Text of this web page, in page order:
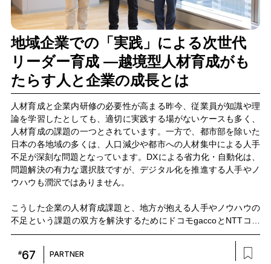
地域企業での「実践」による次世代
リーダー育成 ―越境型人材育成がも
たらす人と企業の成長とは
人材育成と企業内研修の必要性が高まる昨今、従業員が知識や理
論を学習したとしても、適切に実践する場がないケースも多く、
人材育成の課題の一つとされています。一方で、都市部を除いた
日本の各地域の多くは、人口減少や都市への人材集中による人手
不足が深刻な問題となっています。DXによる省力化・自動化は、
問題解決の有力な選択肢ですが、デジタル化を推進する人手やノ
ウハウも潤沢ではありません。
こうした企業の人材育成課題と、地方が抱える人手やノウハウの
不足という課題の双方を解決するためにドコモgaccoとNTTコミ
ュニケーションズ（以下、NTT Com）が2024年7月に共同リリー
スしたのが越境型の研修を軸とした「地域越境ビジネス実践プロ
グラム」です。ドコモgaccoの山田崇氏、NTT Com ヒューマンリ
#67 PARTNER